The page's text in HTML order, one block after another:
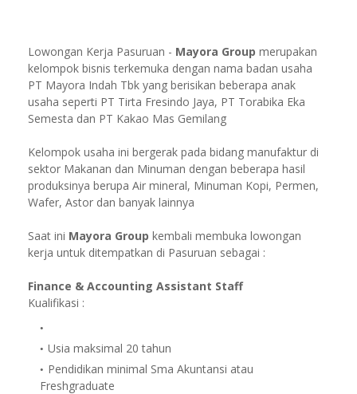
Lowongan Kerja Pasuruan - Mayora Group merupakan
kelompok bisnis terkemuka dengan nama badan usaha
PT Mayora Indah Tbk yang berisikan beberapa anak
usaha seperti PT Tirta Fresindo Jaya, PT Torabika Eka
Semesta dan PT Kakao Mas Gemilang
Kelompok usaha ini bergerak pada bidang manufaktur di
sektor Makanan dan Minuman dengan beberapa hasil
produksinya berupa Air mineral, Minuman Kopi, Permen,
Wafer, Astor dan banyak lainnya
Saat ini Mayora Group kembali membuka lowongan
kerja untuk ditempatkan di Pasuruan sebagai :
Finance & Accounting Assistant Staff
Kualifikasi :
Usia maksimal 20 tahun
Pendidikan minimal Sma Akuntansi atau
Freshgraduate